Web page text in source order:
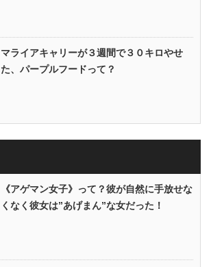
マライアキャリーが３週間で３０キロやせ
た、パープルフードって？
《アゲマン女子》って？彼が自然に手放せな
くなく彼女は”あげまん”な女だった！